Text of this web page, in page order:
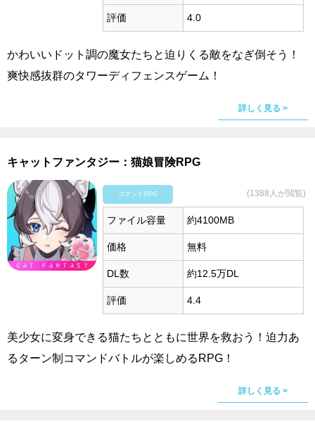
評価 4.0
かわいいドット調の魔女たちと迫りくる敵をなぎ倒そう！
爽快感抜群のタワーディフェンスゲーム！
詳しく見る >
キャットファンタジー：猫娘冒険RPG
コマンドRPG (1388人が閲覧)
ファイル容量 約4100MB
価格 無料
DL数 約12.5万DL
評価 4.4
美少女に変身できる猫たちとともに世界を救おう！迫力あ
るターン制コマンドバトルが楽しめるRPG！
詳しく見る >